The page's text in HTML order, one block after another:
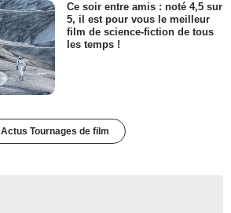
Ce soir entre amis : noté 4,5 sur
5, il est pour vous le meilleur
film de science-fiction de tous
les temps !
Actus Tournages de film